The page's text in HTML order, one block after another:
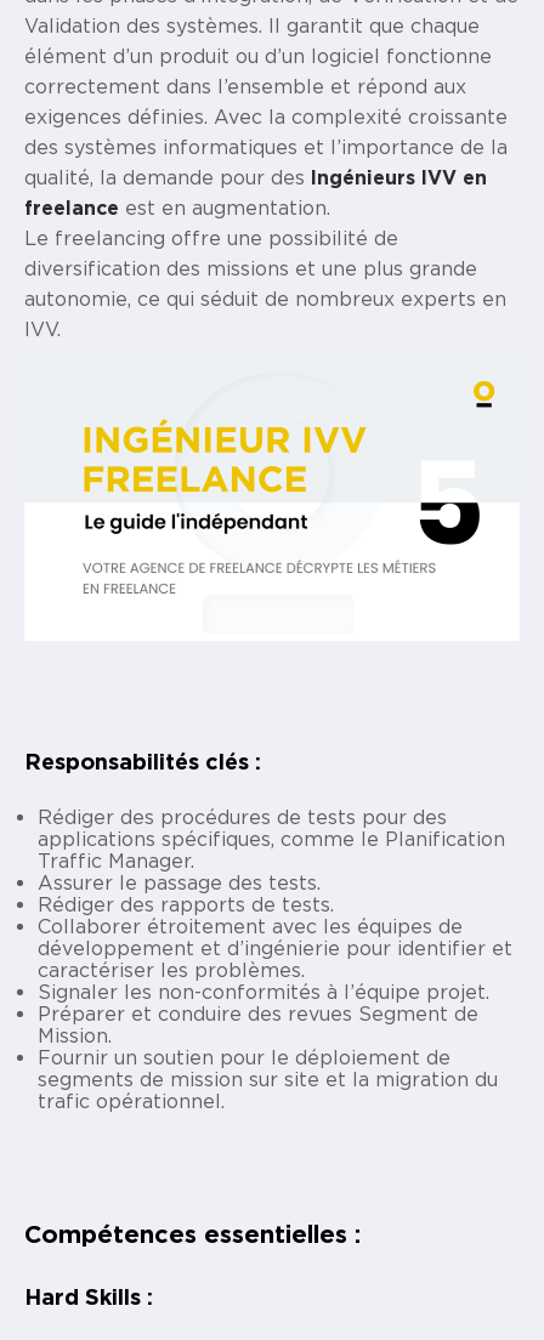
Validation des systèmes. Il garantit que chaque
élément d’un produit ou d’un logiciel fonctionne
correctement dans l’ensemble et répond aux
exigences définies. Avec la complexité croissante
des systèmes informatiques et l’importance de la
qualité, la demande pour des Ingénieurs IVV en
freelance est en augmentation.
Le freelancing offre une possibilité de
diversification des missions et une plus grande
autonomie, ce qui séduit de nombreux experts en
IVV.
Responsabilités clés :
Rédiger des procédures de tests pour des
applications spécifiques, comme le Planification
Traffic Manager.
Assurer le passage des tests.
Rédiger des rapports de tests.
Collaborer étroitement avec les équipes de
développement et d’ingénierie pour identifier et
caractériser les problèmes.
Signaler les non-conformités à l’équipe projet.
Préparer et conduire des revues Segment de
Mission.
Fournir un soutien pour le déploiement de
segments de mission sur site et la migration du
trafic opérationnel.
Compétences essentielles :
Hard Skills :